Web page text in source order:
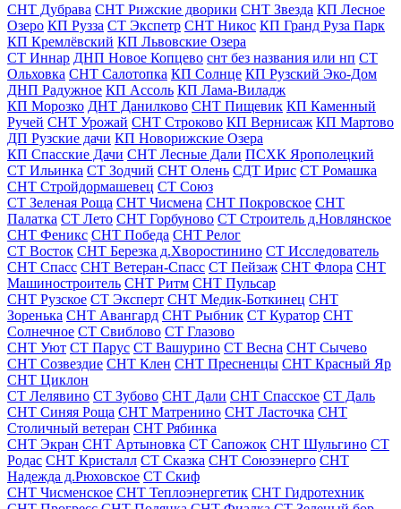
СНТ Дубрава СНТ Рижские дворики СНТ Звезда КП Лесное
Озеро КП Рузза СТ Экспетр СНТ Никос КП Гранд Руза Парк
КП Кремлёвский КП Львовские Озера
СТ Иннар ДНП Новое Копцево снт без названия или нп СТ
Ольховка СНТ Салотопка КП Солнце КП Рузский Эко-Дом
ДНП Радужное КП Ассоль КП Лама-Виладж
КП Морозко ДНТ Данилково СНТ Пищевик КП Каменный
Ручей СНТ Урожай СНТ Строково КП Вернисаж КП Мартово
ДП Рузские дачи КП Новорижские Озера
КП Спасские Дачи СНТ Лесные Дали ПСХК Ярополецкий
СТ Ильинка СТ Зодчий СНТ Олень СДТ Ирис СТ Ромашка
СНТ Стройдормашевец СТ Союз
СТ Зеленая Роща СНТ Чисмена СНТ Покровское СНТ
Палатка СТ Лето СНТ Горбуново СТ Строитель д.Новлянское
СНТ Феникс СНТ Победа СНТ Релог
СТ Восток СНТ Березка д.Хворостинино СТ Исследователь
СНТ Спасс СНТ Ветеран-Спасс СТ Пейзаж СНТ Флора СНТ
Машиностроитель СНТ Ритм СНТ Пульсар
СНТ Рузское СТ Эксперт СНТ Медик-Боткинец СНТ
Зоренька СНТ Авангард СНТ Рыбник СТ Куратор СНТ
Солнечное СТ Свиблово СТ Глазово
СНТ Уют СТ Парус СТ Вашурино СТ Весна СНТ Сычево
СНТ Созвездие СНТ Клен СНТ Пресненцы СНТ Красный Яр
СНТ Циклон
СТ Лелявино СТ Зубово СНТ Дали СНТ Спасское СТ Даль
СНТ Синяя Роща СНТ Матренино СНТ Ласточка СНТ
Столичный ветеран СНТ Рябинка
СНТ Экран СНТ Артыновка СТ Сапожок СНТ Шульгино СТ
Родас СНТ Кристалл СТ Сказка СНТ Союзэнерго СНТ
Надежда д.Рюховское СТ Скиф
СНТ Чисменское СНТ Теплоэнергетик СНТ Гидротехник